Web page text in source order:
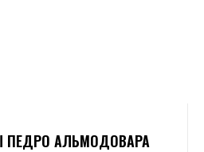
АЛЬМОДОВАРА